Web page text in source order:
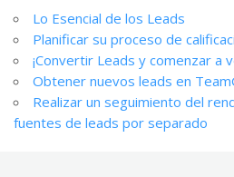
Lo Esencial de los Leads
Planificar su proceso de
¡Convertir Leads y comenzar a
Obtener nuevos leads en
Realizar un seguimiento del
fuentes de leads por separado